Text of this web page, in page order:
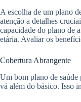
A escolha de um plano
atenção a detalhes
capacidade do plano de
etária. Avaliar os
Cobertura Abrangente
Um bom plano de saúde
vá além do básico. Isso